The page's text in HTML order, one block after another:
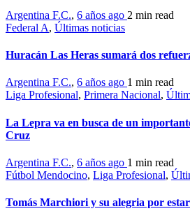
Argentina F.C., 6 años ago 2 min read
Federal A, Últimas noticias
Huracán Las Heras sumará dos
Argentina F.C., 6 años ago 1 min read
Liga Profesional, Primera Nacional,
La Lepra va en busca de un
Cruz
Argentina F.C., 6 años ago 1 min read
Fútbol Mendocino, Liga Profesional,
Tomás Marchiori y su alegria por